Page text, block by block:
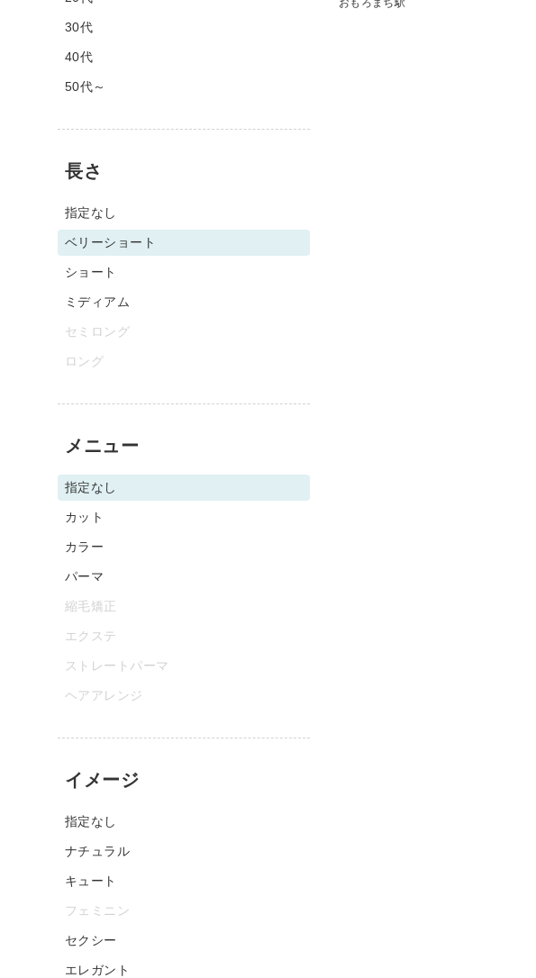
30代
40代
50代～
長さ
指定なし
ベリーショート
ショート
ミディアム
セミロング
ロング
メニュー
指定なし
カット
カラー
パーマ
縮毛矯正
エクステ
ストレートパーマ
ヘアアレンジ
イメージ
指定なし
ナチュラル
キュート
フェミニン
セクシー
エレガント